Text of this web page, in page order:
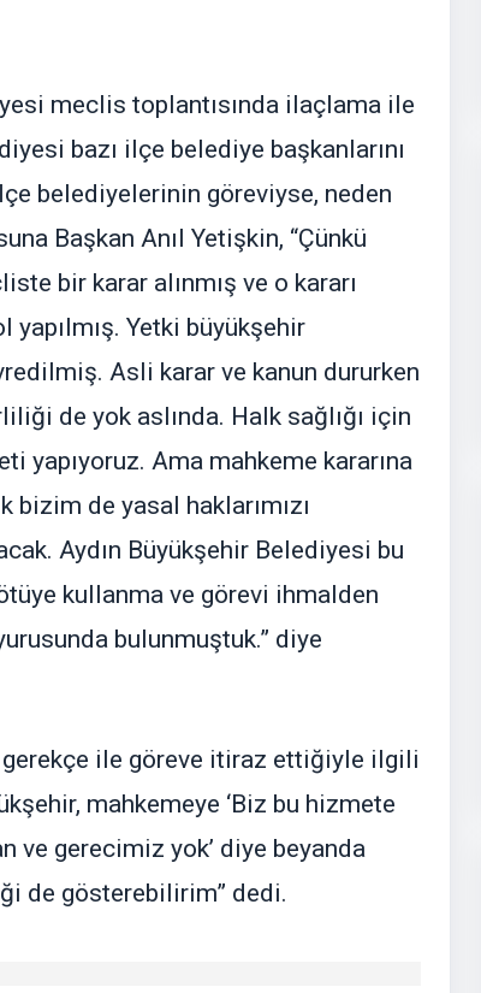
meclis toplantısında ilaçlama ile
bazı ilçe belediye başkanlarını
belediyelerinin göreviyse, neden
Başkan Anıl Yetişkin, “Çünkü
bir karar alınmış ve o kararı
Yetki büyükşehir
Asli karar ve kanun dururken
de yok aslında. Halk sağlığı için
yapıyoruz. Ama mahkeme kararına
bizim de yasal haklarımızı
Aydın Büyükşehir Belediyesi bu
kullanma ve görevi ihmalden
bulunmuştuk.” diye
gerekçe ile göreve itiraz ettiğiyle ilgili
mahkemeye ‘Biz bu hizmete
ve gerecimiz yok’ diye beyanda
de gösterebilirim” dedi.